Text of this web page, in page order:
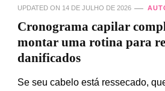
UPDATED ON 14 DE JULHO DE 2026
Cronograma capilar
montar uma rotina para
danificados
Se seu cabelo está ressecado,